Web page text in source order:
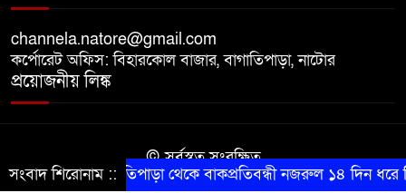
channela.natore@gmail.com
কর্পোরেট অফিস: বিহারকোল বাজার, বাগাতিপাড়া, নাটোর
প্রয়োজনীয় লিঙ্ক
© সর্বস্বত্ব সংরক্ষিত
কারিগরি সহযোগিতায় সীমান্ত আইটি
সংবাদ শিরোনাম ::বাগাতিপাড়া থেকে বাকপ্রতিবন্ধী নজরুল ১৪ দিন ধরে